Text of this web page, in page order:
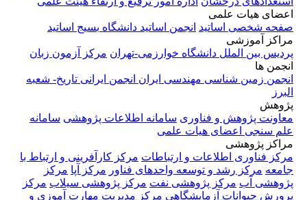
اعضای هیات علمی
صفحه شخصی اساتید انجمن اساتید دانشگاه بسیج اساتید
مراکز آموزشی
پردیس بین الملل دانشگاه خوارزمی-تهران مرکز آزمون زبان
انجمن ها
انجمن زمین شناسی مهندسی ایران انجمن ایرانی تاریخ- شعبه
البرز
پژوهش
معاونت پژوهش و فناوری سامانه اطلاعات پژوهشی سامانه
علم سنجی اعضای هیات علمی
مراکز پژوهشی
مرکز فناوری اطلاعات و ارتباطات مرکز کارآفرینی و ارتباط با
جامعه مرکز رشد و توسعه واحدهای فناور مرکز آپا مرکز
پژوهشی آب مرکز پژوهشی نفت مرکز پژوهشی سیلاب مرکز
پرورش حیوانات آزمایشگاهی مرکز مدیریت مهارت آموزی و